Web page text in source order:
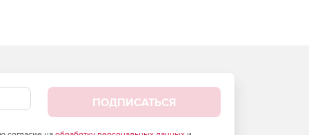
ПОДПИСАТЬСЯ